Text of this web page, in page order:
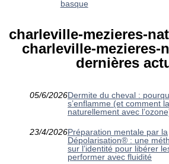
basque
charleville-mezieres-
charleville-mezieres-
dernières
05/6/2026Dermite du cheval :
s’enflamme (et comment
naturellement avec
23/4/2026Préparation mentale par la
Dépolarisation® : une
sur l’identité pour libérer
performer avec fluidité